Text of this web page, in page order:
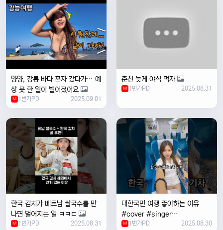
양양, 강릉 바다 혼자 갔다가… 예
상 못 한 일이 벌어졌어요
M 1번가PD 2025.09.01
춘천 늦게 야식 먹자
M 1번가PD 2025.08.31
한국 김치가 베트남 쌀국수를 만
나면 벌어지는 일 ㅋㅋㄷ
M 1번가PD 2025.08.31
대한국민 여행 좋아하는 이유
#cover #singer
#coversong #music #한국
M 1번가PD 2025.08.30